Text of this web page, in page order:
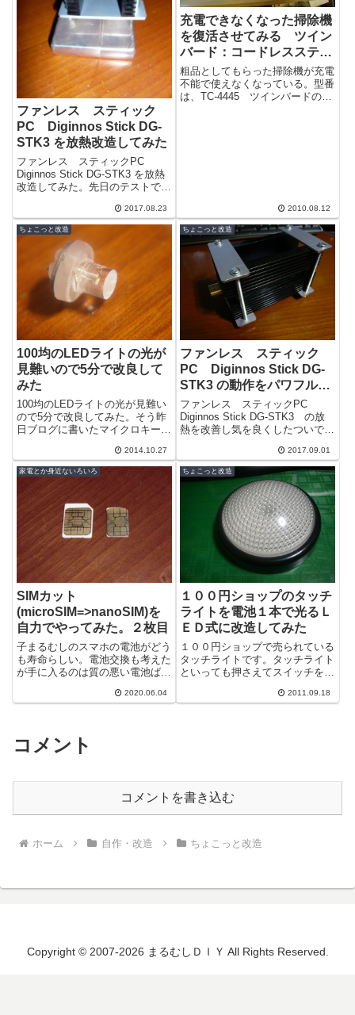
ファンレス スティック
PC Diginnos Stick DG-
STK3 を放熱改造してみた
ファンレス スティックPC
Diginnos Stick DG-STK3 を放熱
改造してみた。先日のテストでこ
固定金具などを作って...2017.08.23
充電できなくなった掃除機
を復活させてみる ツイン
バード：コードレススティ
ック型クリーナージェット
サイクロン2/TC-4445BL
粗品としてもらった掃除機が充電
不能で使えなくなっている。型番
は、TC-4445 ツインバードの掃
2010.08.12
ちょこっと改造
100均のLEDライトの光が
見難いので5分で改良して
みた
100均のLEDライトの光が見難い
ので5分で改良してみた。そう昨
日ブログに書いたマイクロキーラ
ころと暗いところが在り、幾重に
も重な...
2014.10.27
ちょこっと改造
ファンレス スティック
PC Diginnos Stick DG-
STK3 の動作をパワフル？
に設定してみる
ファンレス スティックPC
Diginnos Stick DG-STK3 の放
熱を改善し気を良くしたついでに
切り替えておきます。バ...2017.09.01
家電とか身近ないろいろ
SIMカット
(microSIM=>nanoSIM)を
自力でやってみた。２枚目
子まるむしのスマホの電池がどう
も寿命らしい。電池交換も考えた
が手に入るのは質の悪い電池ばか
台あげる事にした。ところがいざ
2020.06.04
ちょこっと改造
１００円ショップのタッチ
ライトを電池１本で光るＬ
ＥＤ式に改造してみた
１００円ショップで売られている
タッチライトです。タッチライト
といっても押さえてスイッチを入
ッチ式です。最近は小さいサイズ
2011.09.18
コメント
コメントを書き込む
ホーム 自作・改造 ちょこっと改造
Copyright © 2007-2026 まるむしＤＩＹ All Rights Reserved.